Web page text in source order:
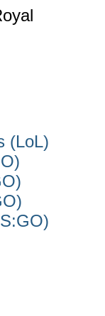
(LoL)